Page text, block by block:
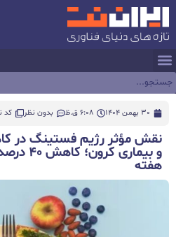
30 بهمن 1404 6:08 ق.ظ بدون نظر کد
نقش مؤثر رژیم فستینگ در
هفته